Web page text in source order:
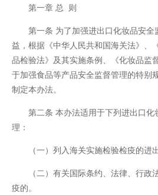
第一章 总 则
第一条 为了加强进出口化妆品安
益，根据《中华人民共和国海关法》、
品检验法》及其实施条例、《化妆品监
于加强食品等产品安全监督管理的特别
制定本办法。
第二条 本办法适用于下列进出口
理：
（一）列入海关实施检验检疫的进
（二）有关国际条约、法律、行
疫的。